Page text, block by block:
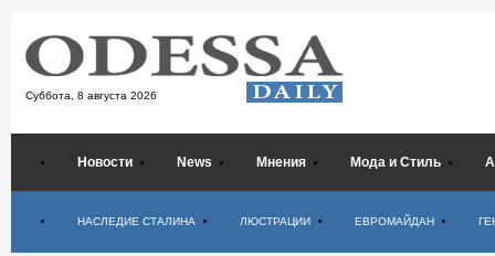
Суббота, 8 августа 2026
Новости News Мнения Мода и Стиль
НАСЛЕДИЕ СТАЛИНА ЛЮСТРАЦИИ ЕВРОМАЙДАН